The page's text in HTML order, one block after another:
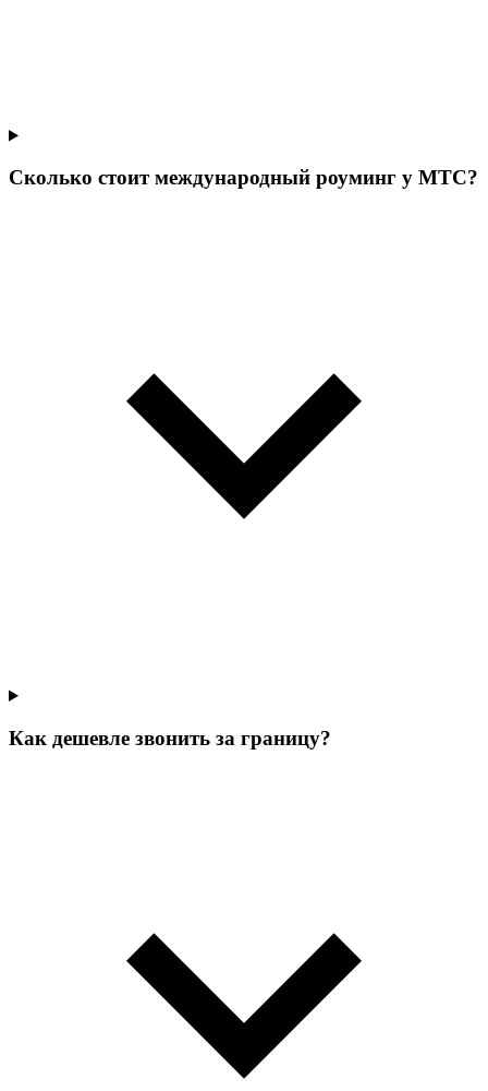
Сколько стоит международный роуминг у МТС?
Как дешевле звонить за границу?